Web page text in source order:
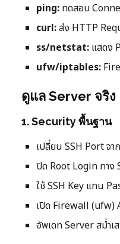
ping: ทดสอบ
curl:ส่ง HTTP
ss/netstat: แสดง
ufw/iptables:
ดูแล Server จริง
1. Security พื้นฐาน
เปลี่ยน SSH Port จา
ปิด Root Login ทาง
ใช้ SSH Key แทน
เปิด Firewall (ufw)
อัพเดท Server สม่ำเ